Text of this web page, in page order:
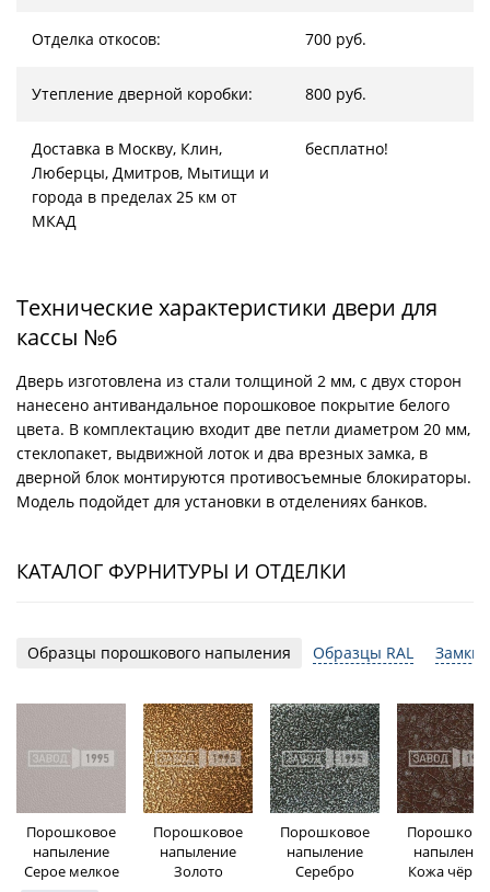
Отделка откосов: 700 руб.
Утепление дверной коробки: 800 руб.
Доставка в Москву, Клин,
Люберцы, Дмитров, Мытищи и
города в пределах 25 км от
МКАД
бесплатно!
Технические характеристики двери для
кассы №6
Дверь изготовлена из стали толщиной 2 мм, с двух сторон
нанесено антивандальное порошковое покрытие белого
цвета. В комплектацию входит две петли диаметром 20 мм,
стеклопакет, выдвижной лоток и два врезных замка, в
дверной блок монтируются противосъемные блокираторы.
Модель подойдет для установки в отделениях банков.
КАТАЛОГ ФУРНИТУРЫ И ОТДЕЛКИ
Образцы порошкового напыления Образцы RAL Замки
Порошковое
напыление
Серое мелкое
Порошковое
напыление
Золото
Порошковое
напыление
Серебро
напыление
Кожа